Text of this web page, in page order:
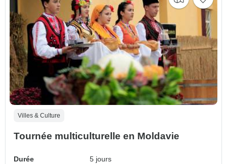
Villes & Culture
Tournée multiculturelle en Moldavie
Durée
5 jours